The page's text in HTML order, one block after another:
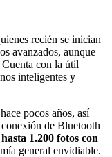
recién se inician
avanzados, aunque
con la útil
inteligentes y
pocos años, así
de Bluetooth
hasta 1.200 fotos con
general envidiable.